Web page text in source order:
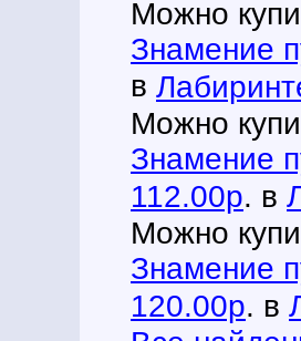
Можно
Знамение
в
Можно
Знамение
112.00р. в
Можно
Знамение
120.00р. в